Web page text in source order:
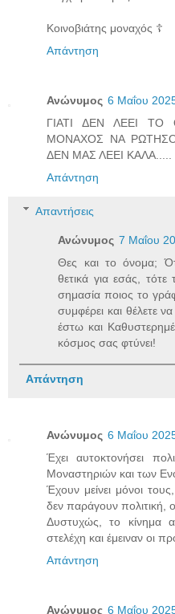
Κοινοβιάτης μοναχός ☦️
Απάντηση
Ανώνυμος 6 Μαΐου
ΓΙΑΤΙ ΔΕΝ ΛΕΕΙ
ΜΟΝΑΧΟΣ ΝΑ
ΔΕΝ ΜΑΣ ΛΕΕΙ ΚΑΛΑ.....
Απάντηση
Απαντήσεις
Ανώνυμος 7 Μαΐου
Θες και το όνομα;
θετικά για εσάς, τότε
σημασία ποιος το
συμφέρει και θέλετε
έστω και
κόσμος σας φτύνει!
Απάντηση
Ανώνυμος 6 Μαΐου
Έχει αυτοκτονήσει
Μοναστηριών και των
Έχουν μείνει μόνοι
δεν παράγουν πολιτική,
Δυστυχώς, το κίνημα
στελέχη και έμειναν οι
Απάντηση
Ανώνυμος 6 Μαΐου